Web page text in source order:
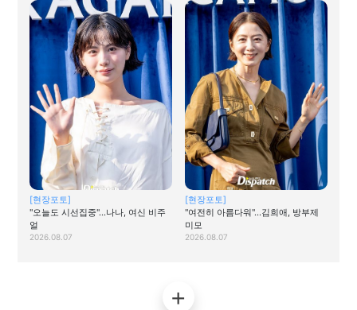
[현장포토]
"오늘도 시선집중"…나나, 여신 비주
얼
2026.08.07
[현장포토]
"여전히 아름다워"…김희애, 방부제
미모
2026.08.07